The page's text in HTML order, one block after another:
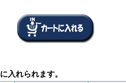
入れられます。